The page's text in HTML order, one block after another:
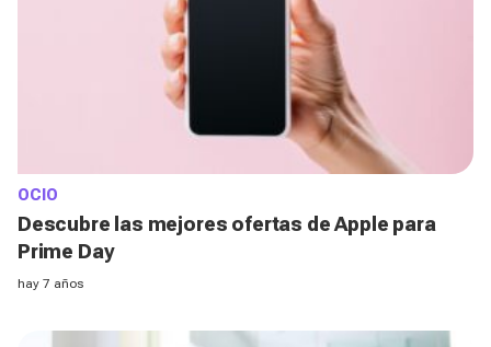
OCIO
Descubre las mejores ofertas de Apple para
Prime Day
hay 7 años